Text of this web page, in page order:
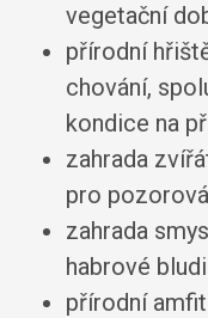
vegetační
přírodní
chování,
kondice na
zahrada
pro
zahrada
habrové
přírodní